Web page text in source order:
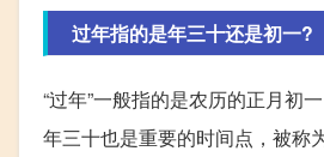
过年指的是年三十还是初一?
“过年”一般指的是农历的正月初
年三十也是重要的时间点，被称